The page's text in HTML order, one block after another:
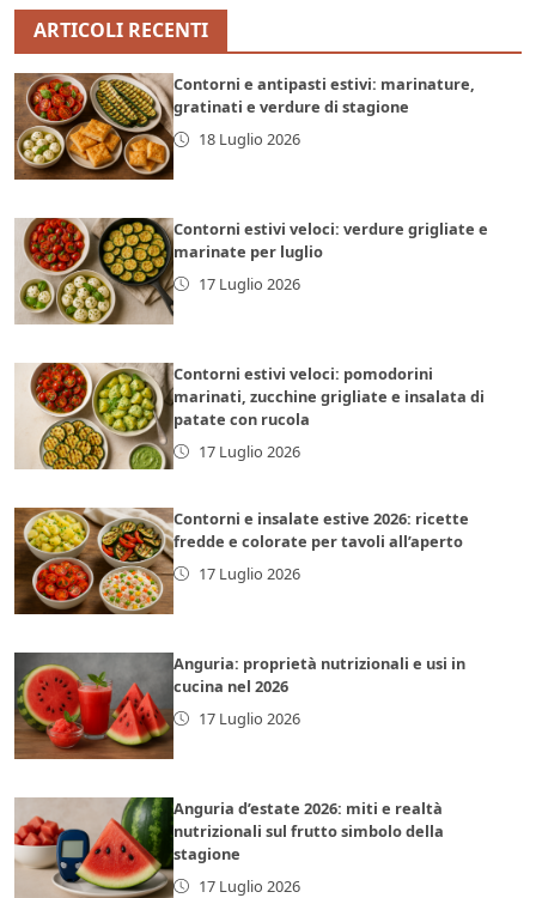
ARTICOLI RECENTI
Contorni e antipasti estivi: marinature,
gratinati e verdure di stagione
18 Luglio 2026
Contorni estivi veloci: verdure grigliate e
marinate per luglio
17 Luglio 2026
Contorni estivi veloci: pomodorini
marinati, zucchine grigliate e insalata di
patate con rucola
17 Luglio 2026
Contorni e insalate estive 2026: ricette
fredde e colorate per tavoli all’aperto
17 Luglio 2026
Anguria: proprietà nutrizionali e usi in
cucina nel 2026
17 Luglio 2026
Anguria d’estate 2026: miti e realtà
nutrizionali sul frutto simbolo della
stagione
17 Luglio 2026